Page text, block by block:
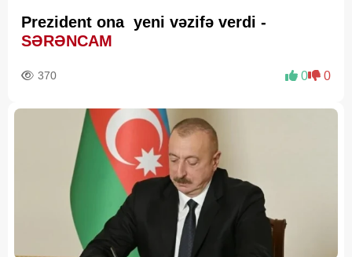
Prezident ona yeni vəzifə verdi -
SƏRƏNCAM
370 0 0